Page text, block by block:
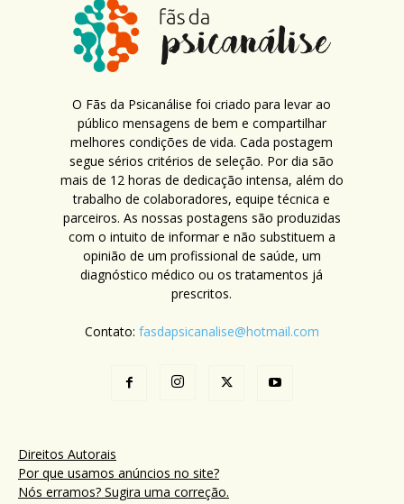
O Fãs da Psicanálise foi criado para levar ao
público mensagens de bem e compartilhar
melhores condições de vida. Cada postagem
segue sérios critérios de seleção. Por dia são
mais de 12 horas de dedicação intensa, além do
trabalho de colaboradores, equipe técnica e
parceiros. As nossas postagens são produzidas
com o intuito de informar e não substituem a
opinião de um profissional de saúde, um
diagnóstico médico ou os tratamentos já
prescritos.
Contato: fasdapsicanalise@hotmail.com
Direitos Autorais
Por que usamos anúncios no site?
Nós erramos? Sugira uma correção.